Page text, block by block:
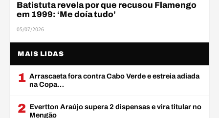
ELENCO
Batistuta revela por que recusou Flamengo
em 1999: ‘Me doía tudo’
05/07/2026
MAIS LIDAS
1 Arrascaeta fora contra Cabo Verde e estreia adiada
na Copa…
2 Evertton Araújo supera 2 dispensas e vira titular no
Mengão